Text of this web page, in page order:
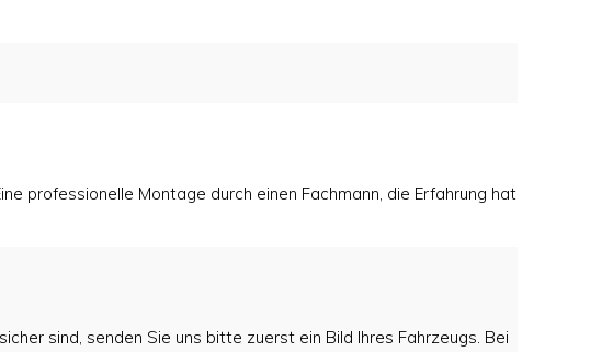
professionelle Montage durch einen Fachmann, die Erfahrung hat
sind, senden Sie uns bitte zuerst ein Bild Ihres Fahrzeugs. Bei